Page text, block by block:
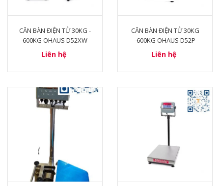
CÂN BÀN ĐIỆN TỬ 30KG -
600KG OHAUS D52XW
Liên hệ
CÂN BÀN ĐIỆN TỬ 30KG
-600KG OHAUS D52P
Liên hệ